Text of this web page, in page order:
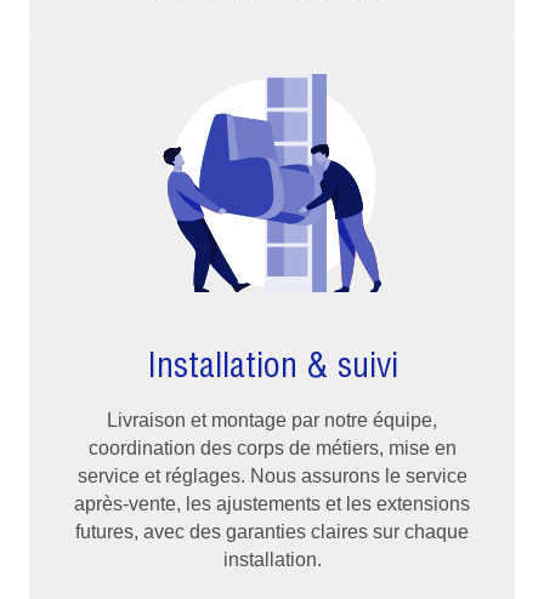
Installation & suivi
Livraison et montage par notre équipe,
coordination des corps de métiers, mise en
service et réglages. Nous assurons le service
après-vente, les ajustements et les extensions
futures, avec des garanties claires sur chaque
installation.